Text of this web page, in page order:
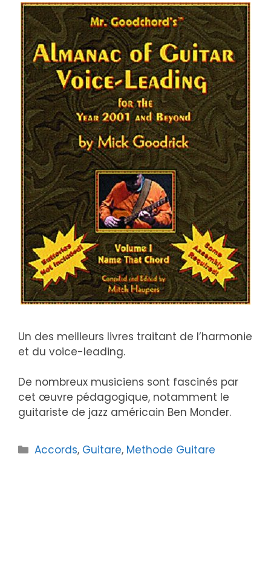
Un des meilleurs livres traitant de l’harmonie
et du voice-leading.
De nombreux musiciens sont fascinés par
cet œuvre pédagogique, notamment le
guitariste de jazz américain Ben Monder.
Catégories
Accords, Guitare, Methode Guitare